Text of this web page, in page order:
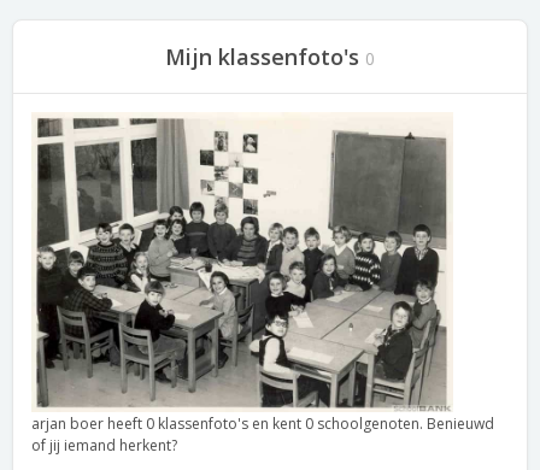
Mijn klassenfoto's 0
arjan boer heeft 0 klassenfoto's en kent 0 schoolgenoten. Benieuwd
of jij iemand herkent?